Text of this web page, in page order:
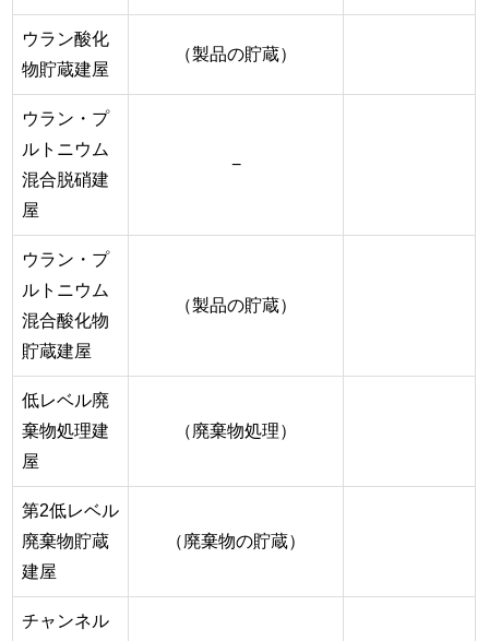
ウラン酸化
物貯蔵建屋
（製品の貯蔵）
ウラン・プ
ルトニウム
混合脱硝建
屋
−
ウラン・プ
ルトニウム
混合酸化物
貯蔵建屋
（製品の貯蔵）
低レベル廃
棄物処理建
屋
（廃棄物処理）
第2低レベル
廃棄物貯蔵
建屋
（廃棄物の貯蔵）
チャンネル